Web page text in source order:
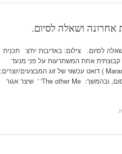
מסך 2018. תכנית מס' 1 ושאלה לסיום. צילום: באדיבות יח'צ תכנית
קבוצתית אחת המשתרעות על פני מנעד
סיגנוני נרחב, החל מ'מראמו' ( Maramu ) דואט עכשווי של זוג המבצעים/יוצרים:
רבקה לאופר ומתאוס פאול ואן רוסום, ובהמשך: The other Me' ' שיצר אגור